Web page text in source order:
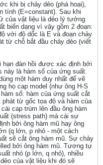
khi bị chảy dẻo (phá hoại),
tính (E=constant). Sau khi
của vật liệu là dẻo lý tưởng
biến dạng vì vậy gồm 2 đoạn:
với độ dốc là E và đoạn chảy
từ chỗ bắt đầu chảy dẻo (viết
hạn đàn hồi được xác định bởi
này là hàm số của ứng suất.
một hàm duy nhất để vẽ
họ cap model (như ông H-S
số: hàm của ứng suất cắt
phát từ gốc tọa độ và hàm của
cap trùm lên đầu ông hàm
(stress path) mà cái sự
bởi ông hàm mũ hay ông
(q lớn, p nhỏ - một cách
sẽ cắt ông hàm mũ. Sự chảy
bởi ông hàm mũ. Tương tự
nhỏ (p lớn, q nhỏ), nhiều
của vật liệu khi đó sẽ